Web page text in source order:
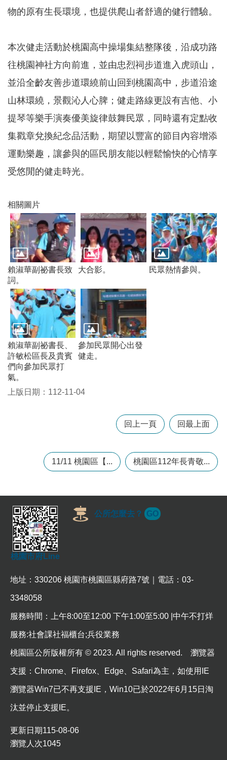
民
機
關
訊
錄
相
資
料
回
網
站
導
覽
市
政
信
箱
常
見
問
題
桃
園
市
政
私
權
政
策
府
站
料
開
放
宣
站
安
全
策
物的原有生長環境，也提供爬山者舒適的健行體驗。
本次健走活動於桃園高中操場集結整隊後，沿成功路
往桃園神社方向前進，並由忠烈祠步道進入虎頭山，
並沿全齡友善步道環繞前山回到桃園高中，步道沿途
山林環繞，景觀沁人心脾；健走路線更設有吉他、小
提琴等樂手演奏優美旋律鼓舞民眾，同時還有定點收
集戳章兌換紀念品活動，期望以豐富的節目內容增添
運動樂趣，讓參與的區民朋友能以輕鬆愉快的心情享
受悠閒的健走時光。
相關圖片
賴淑華副祕書長致
詞。
大合影。 民眾熱情參與。
賴淑華副祕書長、
許敏松區長及貴賓
們向參加民眾打
氣。
參加民眾開心出發
健走。
上版日期：112-11-04
回上一頁 回最上面
11/11 桃園區【... 桃園區112年長青敬...
桃園市府Line
公所怎麼去？ GO
地址：330206 桃園市桃園區縣府路7號｜電話：03-
3348058
服務時間：上午8:00至12:00 下午1:00至5:00 |中午不打烊
服務:社會課社福櫃台;兵役業務
桃園區公所版權所有 © 2023. All rights reserved. 瀏覽器
支援：Chrome、Firefox、Edge、Safari為主，如使用IE
瀏覽器Win7已不再支援IE，Win10已於2022年6月15日淘
汰並停止支援IE。
更新日期115-08-06
瀏覽人次1045